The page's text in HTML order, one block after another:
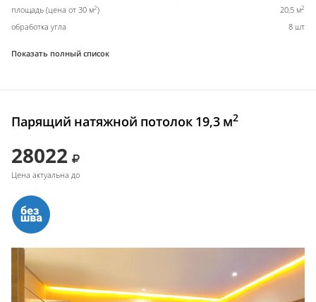
площадь (цена от 30 м2) 20,5 м2
обработка угла 8 шт
Показать полный список
Парящий натяжной потолок 19,3 м2
28022
Цена актуальна до